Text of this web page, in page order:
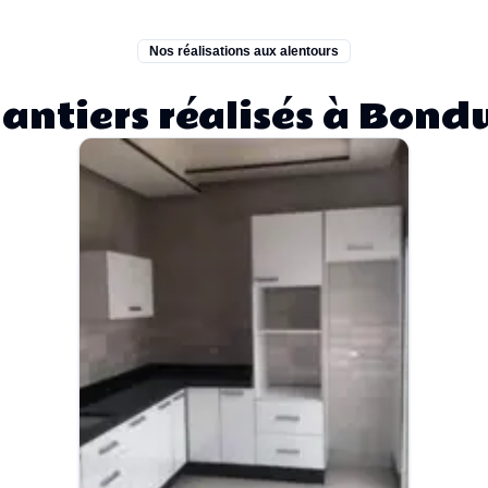
Nos réalisations aux alentours
réalisés à